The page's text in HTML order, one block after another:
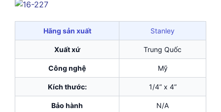
Hãng sản xuất Stanley
Xuất xứ Trung Quốc
Công nghệ Mỹ
Kích thước: 1/4” x 4”
Bảo hành N/A